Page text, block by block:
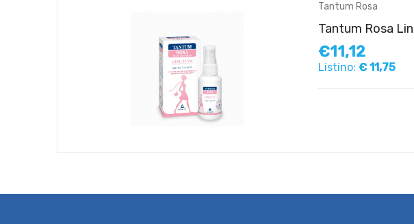
Tantum Rosa
Tantum Rosa
€11,12
Listino: € 11,75